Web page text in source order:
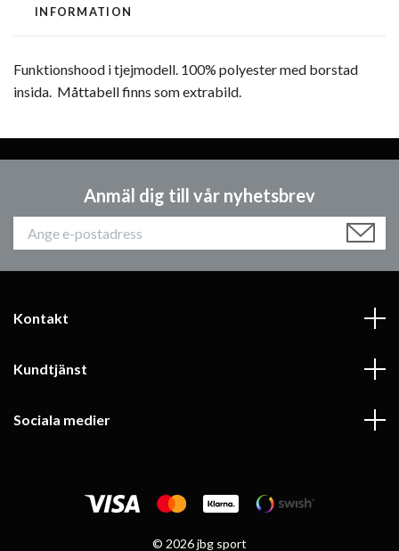
INFORMATION
Funktionshood i tjejmodell. 100% polyester med borstad
insida. Måttabell finns som extrabild.
Anmäl dig till vår nyhetsbrev
Kontakt
Kundtjänst
Sociala medier
© 2026 jbg sport